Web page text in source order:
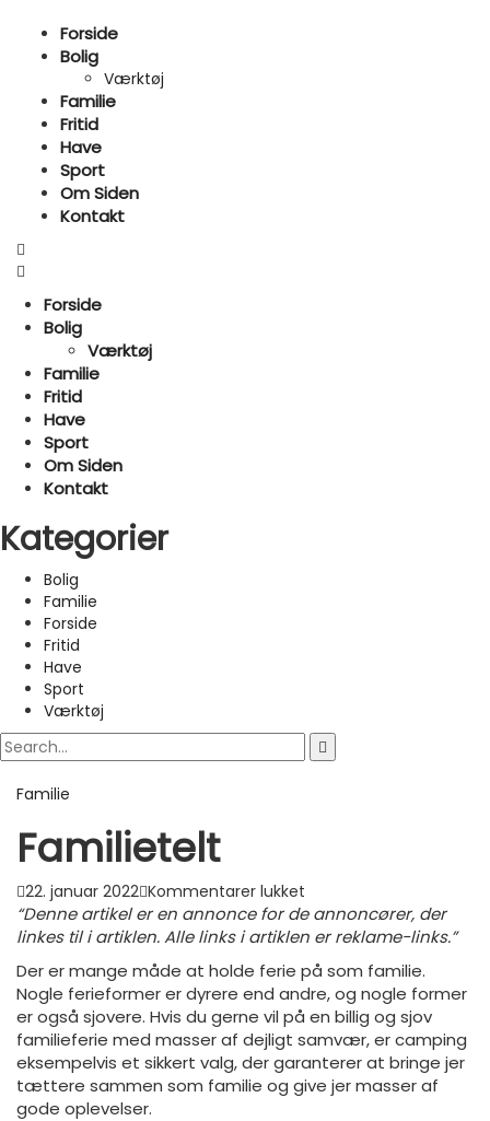
Forside
Bolig
Værktøj
Familie
Fritid
Have
Sport
Om Siden
Kontakt
Forside
Bolig
Værktøj
Familie
Fritid
Have
Sport
Om Siden
Kontakt
Kategorier
Bolig
Familie
Forside
Fritid
Have
Sport
Værktøj
Familie
Familietelt
22. januar 2022 Kommentarer lukket
Familietelt
“Denne artikel er en annonce for de annoncører, der
linkes til i artiklen. Alle links i artiklen er reklame-links.”
Der er mange måde at holde ferie på som familie.
Nogle ferieformer er dyrere end andre, og nogle former
er også sjovere. Hvis du gerne vil på en billig og sjov
familieferie med masser af dejligt samvær, er camping
eksempelvis et sikkert valg, der garanterer at bringe jer
tættere sammen som familie og give jer masser af
gode oplevelser.